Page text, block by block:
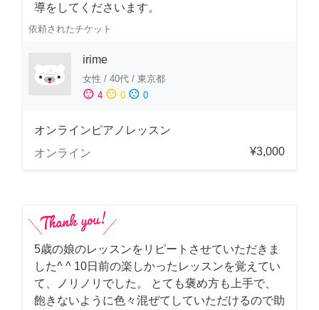
導をしてくださいます。
依頼されたチケット
irime
女性 / 40代 / 東京都
sentiment_satisfied 4 sentiment_neutral 0 sentiment_dissatisfied 0
オンラインピアノレッスン
オンライン
¥3,000
5歳の娘のレッスンをリピートさせていただきま
した^ ^ 10日前の楽しかったレッスンを覚えてい
て、ノリノリでした。 とても褒め方も上手で、
飽きないように色々混ぜてしていただけるので助